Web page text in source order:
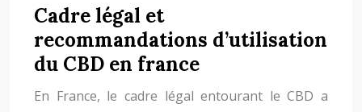
Cadre légal et
recommandations d’utilisation
du CBD en france
En France, le cadre légal entourant le CBD a